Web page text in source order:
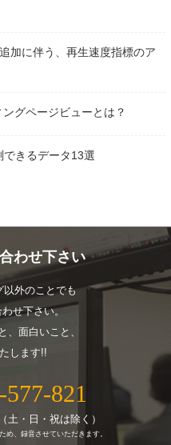
加に伴う、再生速度指標のア
グページビューとは？
できるデータ13選
わせ下さい
以外のことでも
せ下さい。
、面白いこと、
します!!
577-821
土・日・祝は除く）
、録音させていただきます。